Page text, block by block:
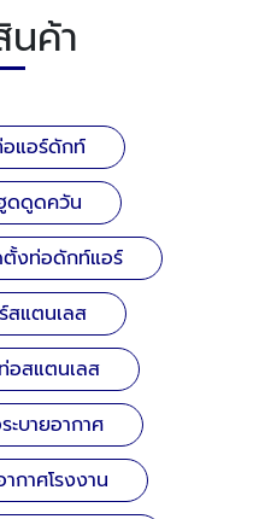
ค้า
แอร์ดักท์
ดดูดควัน
งท่อดักท์แอร์
แตนเลส
อสแตนเลส
บายอากาศ
าศโรงงาน